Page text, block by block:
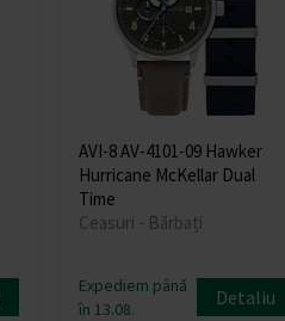
AVI-8 AV-4101-09 Hawker
Hurricane McKellar Dual
Time
Ceasuri - Bărbați
Expediem până
în 13.08.
Detaliu